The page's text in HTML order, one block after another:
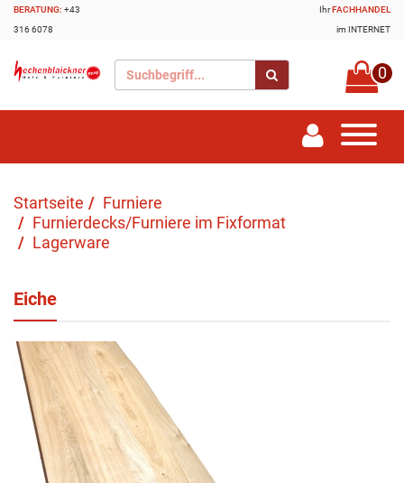
BERATUNG: +43
316 6078
IhrFACHHANDEL
im INTERNET
0
Startseite
Furniere
Furnierdecks/Furniere im Fixformat
Lagerware
Eiche